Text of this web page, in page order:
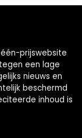
prijswebsite
een lage
nieuws en
beschermd
inhoud is